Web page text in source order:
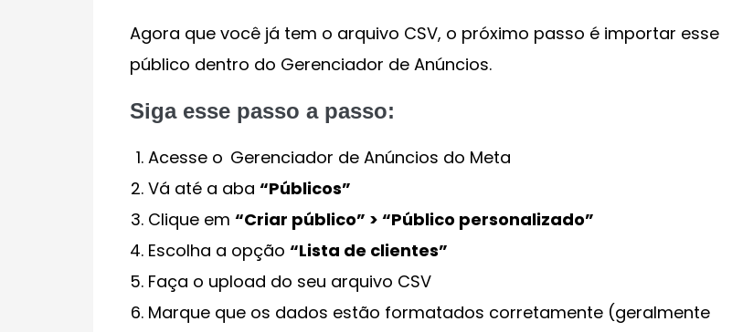
Agora que você já tem o arquivo CSV, o próximo passo é importar esse
público dentro do Gerenciador de Anúncios.
Siga esse passo a passo:
Acesse o Gerenciador de Anúncios do Meta
Vá até a aba “Públicos”
Clique em “Criar público” > “Público personalizado”
Escolha a opção “Lista de clientes”
Faça o upload do seu arquivo CSV
Marque que os dados estão formatados corretamente (geralmente